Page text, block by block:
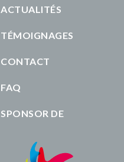
ACTUALITÉS
TÉMOIGNAGES
CONTACT
FAQ
SPONSOR DE